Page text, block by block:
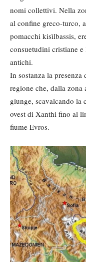
nomi collettivi. Nella
al confine greco-turco,
pomacchi kisìlbassis,
consuetudini cristiane
antichi.
In sostanza la
regione che, dalla
giunge, scavalcando la
ovest di Xanthi fino al
fiume Evros.